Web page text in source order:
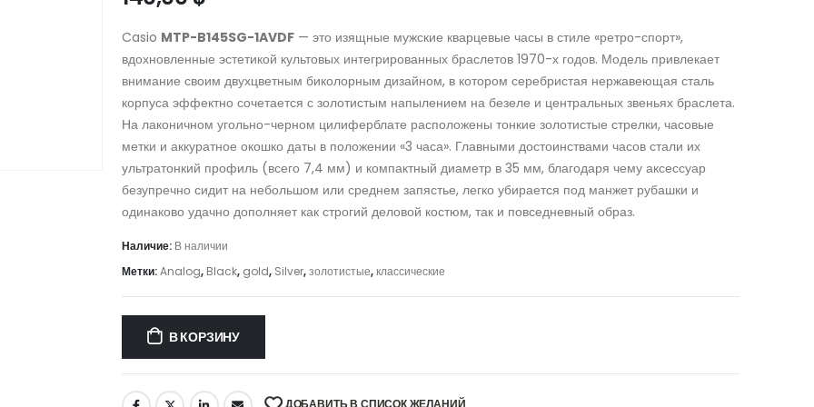
Casio MTP-B145SG-1AVDF — это изящные мужские кварцевые часы в стиле «ретро-спорт»,
вдохновленные эстетикой культовых интегрированных браслетов 1970-х годов. Модель привлекает
внимание своим двухцветным биколорным дизайном, в котором серебристая нержавеющая сталь
корпуса эффектно сочетается с золотистым напылением на безеле и центральных звеньях браслета.
На лаконичном угольно-черном цилиферблате расположены тонкие золотистые стрелки, часовые
метки и аккуратное окошко даты в положении «3 часа». Главными достоинствами часов стали их
ультратонкий профиль (всего 7,4 мм) и компактный диаметр в 35 мм, благодаря чему аксессуар
безупречно сидит на небольшом или среднем запястье, легко убирается под манжет рубашки и
одинаково удачно дополняет как строгий деловой костюм, так и повседневный образ.
Наличие: В наличии
Метки:Analog, Black, gold, Silver,золотистые,классические
В КОРЗИНУ